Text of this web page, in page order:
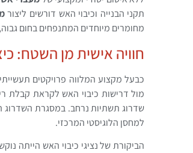
תקני הבנייה וכיבוי האש דורשים ליצור
מחומרים מיוחדים המתנפחים בחום
חוויה אישית מן השטח:
כבעל מקצוע המלווה פרויקטים
מול דרישות כיבוי האש לקראת קבלת
שדרוג תשתיות נרחב. במסגרת השדרוג
למחסן הלוגיסטי המרכזי.
הביקורת של נציגי כיבוי האש הייתה